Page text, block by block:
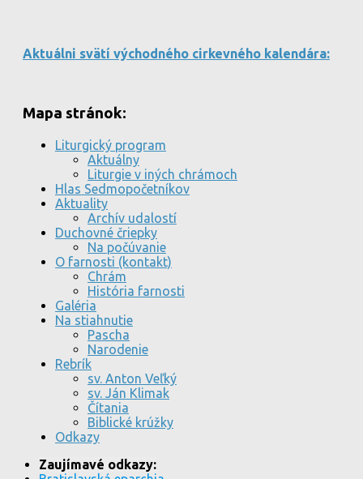
Aktuálni svätí východného cirkevného kalendára:
Mapa stránok:
Liturgický program
Aktuálny
Liturgie v iných chrámoch
Hlas Sedmopočetníkov
Aktuality
Archív udalostí
Duchovné čriepky
Na počúvanie
O farnosti (kontakt)
Chrám
História farnosti
Galéria
Na stiahnutie
Pascha
Narodenie
Rebrík
sv. Anton Veľký
sv. Ján Klimak
Čítania
Biblické krúžky
Odkazy
Zaujímavé odkazy: